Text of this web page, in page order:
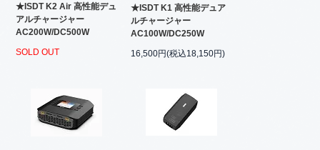
★ISDT K2 Air 高性能デュ
アルチャージャー
AC200W/DC500W
SOLD OUT
★ISDT K1 高性能デュア
ルチャージャー
AC100W/DC250W
16,500円(税込18,150円)